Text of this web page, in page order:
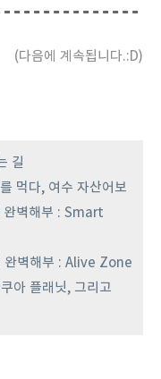
(다음에 계속됩니다.:D)
길
먹다, 여수 자산어보
완벽해부 : Smart
완벽해부 : Alive Zone
아 플래닛, 그리고